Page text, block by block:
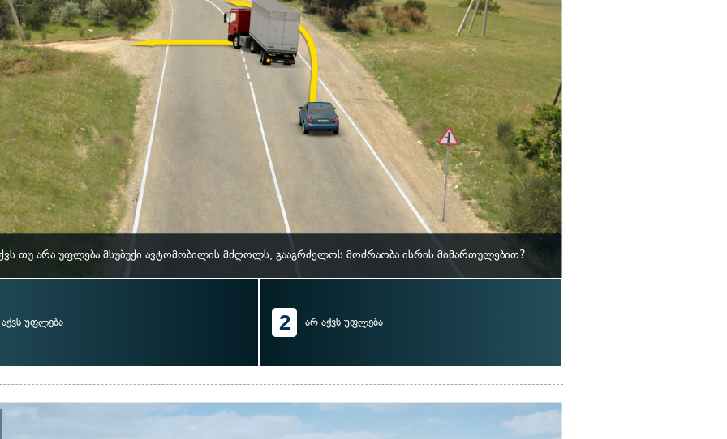
თუ არა უფლება მსუბუქი ავტომობილის მძღოლს, გააგრძელოს მოძრაობა ისრის მიმართულებით?
აქვს უფლება 2 არ აქვს უფლება